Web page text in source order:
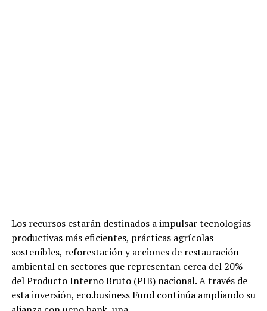
Los recursos estarán destinados a impulsar tecnologías
productivas más eficientes, prácticas agrícolas
sostenibles, reforestación y acciones de restauración
ambiental en sectores que representan cerca del 20%
del Producto Interno Bruto (PIB) nacional. A través de
esta inversión, eco.business Fund continúa ampliando su